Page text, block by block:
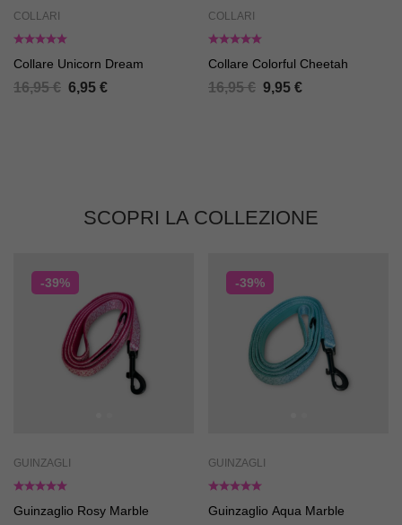
COLLARI
Collare Unicorn Dream
16,95€ 6,95 €
COLLARI
Collare Colorful Cheetah
16,95€ 9,95 €
SCOPRI LA COLLEZIONE
-39%
GUINZAGLI
Guinzaglio Rosy Marble
-39%
GUINZAGLI
Guinzaglio Aqua Marble